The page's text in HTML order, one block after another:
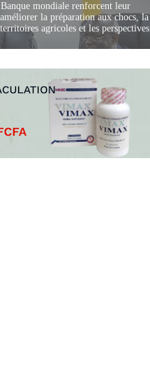
mondiale renforcent leur
la préparation aux chocs, la
agricoles et les perspectives